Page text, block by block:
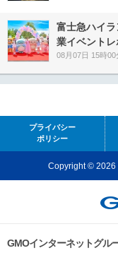
富士急ハイ
業イベントレ
08月07日 15時00
プライバシー
ポリシー
Copyright © 2026
GMOインターネットグル